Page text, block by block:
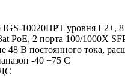
IGS-10020HPT уровня L2+,
PoE, 2 порта 100/1000X
48 В постоянного тока,
-40 +75 С